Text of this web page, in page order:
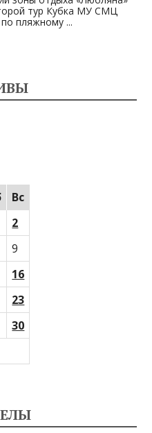
тур Кубка МУ СМЦ
пляжному ...
Вс
2
9
16
23
30